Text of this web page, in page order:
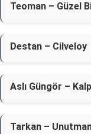
Teoman – Güzel
Destan – Cilveloy
Aslı Güngör –
Tarkan –